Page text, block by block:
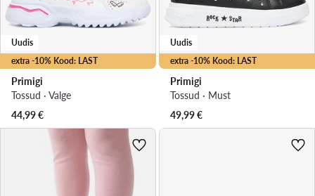
extra -10% Kood: LAST
Uudis
Primigi
Tossud · Valge
44,99€
extra -10% Kood: LAST
Uudis
Primigi
Tossud · Must
49,99€